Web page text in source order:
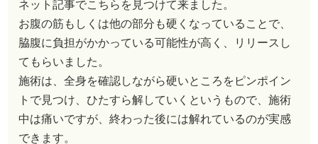
施術は、全身を確認しながら硬いところをピンポイン
トで見つけ、ひたすら解していくというもので、施術
中は痛いですが、終わった後には解れているのが実感
できます。
また、施術に加え、家でできる呼吸の体操やボールを
用いたセルフマッサージも教えてもらい、それらも併
せて実践したところ、運動中の脇腹痛は改善していき